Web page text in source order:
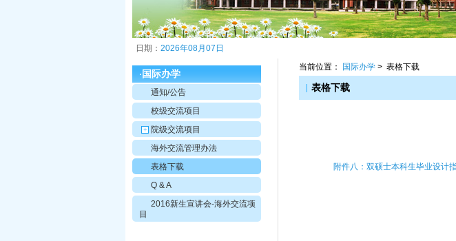
日期： 2026年08月07日
· 国际办学
通知/公告
校级交流项目
+
院级交流项目
海外交流管理办法
表格下载
Q & A
2016新生宣讲会-海外交流项
目
当前位置： 国际办学 > 表格下载
表格下载
附件八：双硕士本科生毕业设计